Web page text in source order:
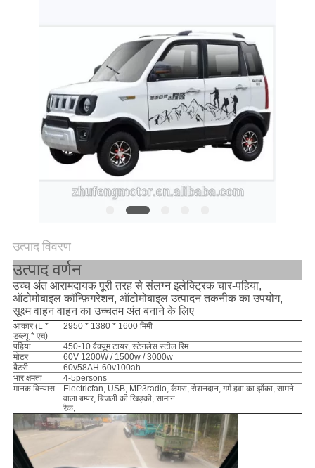
उद्धरण
साइटमैप
PRIVACY
POLICY
उत्पाद विवरण
उत्पाद वर्णन
उच्च अंत आरामदायक पूरी तरह से संलग्न इलेक्ट्रिक चार-पहिया,
ऑटोमोबाइल कॉन्फ़िगरेशन, ऑटोमोबाइल उत्पादन तकनीक का उपयोग,
सूक्ष्म वाहन वाहन का उच्चतम अंत बनाने के लिए
आकार (L *
डब्ल्यू * एच)
2950 * 1380 * 1600 मिमी
पहिया
450-10 वैक्यूम टायर, स्टेनलेस स्टील रिम
मोटर
60V 1200W / 1500w / 3000w
बैटरी
60v58AH-60v100ah
भार क्षमता
4-5persons
मानक विन्यास
Electricfan, USB, MP3radio, कैमरा, रोशनदान, गर्म हवा का झोंका, सामने
वाला बम्पर, बिजली की खिड़की, सामान
रैक,